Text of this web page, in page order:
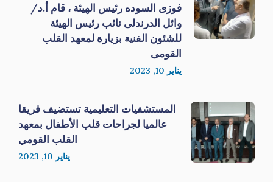
فوزى السوده رئيس الهيئة ، قام أ.د/
وائل الدرندلى نائب رئيس الهيئة
للشئون الفنية بزيارة لمعهد القلب
القومى
يناير 10, 2023
المستشفيات التعليمية تستضيف فريقا
عالميا لجراحات قلب الأطفال بمعهد
القلب القومي
يناير 10, 2023